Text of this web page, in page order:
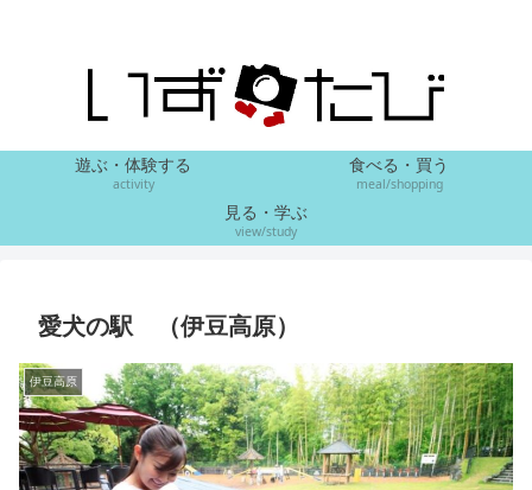
遊ぶ・体験する
activity
食べる・買う
meal/shopping
見る・学ぶ
view/study
愛犬の駅 （伊豆高原）
伊豆高原